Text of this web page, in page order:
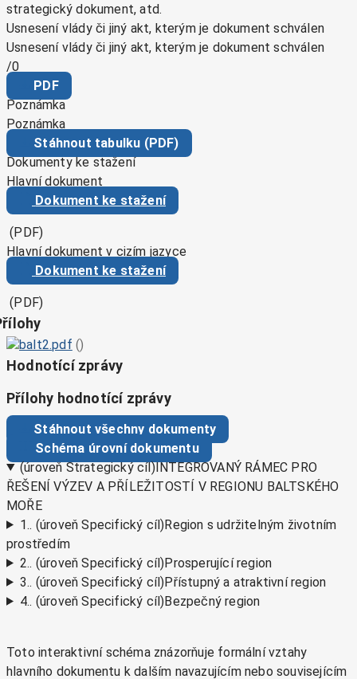
strategický dokument, atd.
Usnesení vlády či jiný akt, kterým je dokument schválen
Usnesení vlády či jiný akt, kterým je dokument schválen
/0
PDF
Poznámka
Poznámka
Stáhnout tabulku (PDF)
Dokumenty ke stažení
Hlavní dokument
Dokument ke stažení
(PDF)
Hlavní dokument v cizím jazyce
Dokument ke stažení
(PDF)
balt2.pdf ()
Hodnotící zprávy
Přílohy hodnotící zprávy
Stáhnout všechny dokumenty
Schéma úrovní dokumentu
(úroveň Strategický cíl)INTEGROVANÝ RÁMEC PRO
ŘEŠENÍ VÝZEV A PŘÍLEŽITOSTÍ V REGIONU BALTSKÉHO
MOŘE
1.. (úroveň Specifický cíl)Region s udržitelným životním
prostředím
2.. (úroveň Specifický cíl)Prosperující region
3.. (úroveň Specifický cíl)Přístupný a atraktivní region
4.. (úroveň Specifický cíl)Bezpečný region
Toto interaktivní schéma znázorňuje formální vztahy
hlavního dokumentu k dalším navazujícím nebo souvisejícím